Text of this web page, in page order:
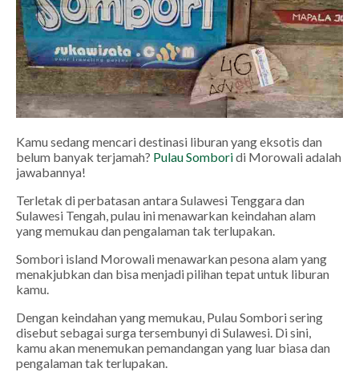
Kamu sedang mencari destinasi liburan yang eksotis dan
belum banyak terjamah? Pulau Somboridi Morowali adalah
jawabannya!
Terletak di perbatasan antara Sulawesi Tenggara dan
Sulawesi Tengah, pulau ini menawarkan keindahan alam
yang memukau dan pengalaman tak terlupakan.
Sombori island Morowali menawarkan pesona alam yang
menakjubkan dan bisa menjadi pilihan tepat untuk liburan
kamu.
Dengan keindahan yang memukau, Pulau Sombori sering
disebut sebagai surga tersembunyi di Sulawesi. Di sini,
kamu akan menemukan pemandangan yang luar biasa dan
pengalaman tak terlupakan.